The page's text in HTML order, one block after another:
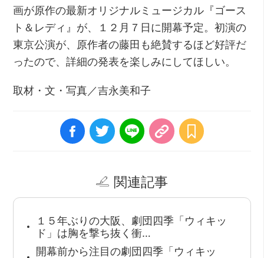
画が原作の最新オリジナルミュージカル『ゴース
ト＆レディ』が、１２月７日に開幕予定。初演の
東京公演が、原作者の藤田も絶賛するほど好評だ
ったので、詳細の発表を楽しみにしてほしい。
取材・文・写真／吉永美和子
関連記事
１５年ぶりの大阪、劇団四季「ウィキッ
ド」は胸を撃ち抜く衝…
開幕前から注目の劇団四季「ウィキッ